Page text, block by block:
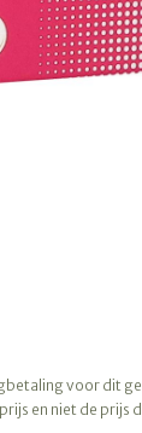
voor dit
en niet de prijs